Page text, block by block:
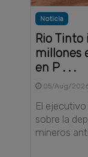
Noticia
Rio
millones
en P . . .
05/Aug/
El
sobre la
mineros